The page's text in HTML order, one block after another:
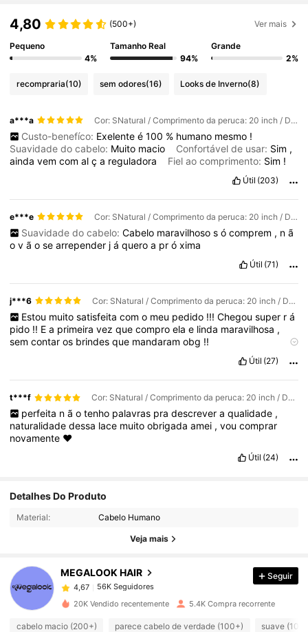
4,80 (500+) Ver mais
Pequeno
4%
Tamanho Real
94%
Grande
2%
recompraria(10) sem odores(16) Looks de Inverno(8)
a***a Cor: SNatural / Comprimento da peruca: 20 inch / Densidade e superfície do lace: 150 Densidade 6x6
Custo-benefíco: Exelente é 100 % humano mesmo !
Suavidade do cabelo: Muito macio Confortável de usar: Sim ,
aindavemcomalça reguladora Fiel ao comprimento: Sim !
Útil (203)
e***e Cor: SNatural / Comprimento da peruca: 20 inch / Densidade e superfície do lace: 180 Densidade 6x6
Suavidade do cabelo: Cabelo maravilhoso s ó comprem , n ã
ovãosearrepender jáqueroa próxima
Útil (71)
j***6 Cor: SNatural / Comprimento da peruca: 20 inch / Densidade e superfície do lace: 180 Densidade 6x6
Estou muito satisfeita com o meu pedido !!! Chegou super r á
pido !! Ea primeiravezquecomproelae linda maravilhosa ,
semcontaros brindesque mandaramobg !!
Muitoooo
sim Útil (27)
t***f Cor: SNatural / Comprimento da peruca: 20 inch / Densidade e superfície do lace: 180 Densidade 6x6
perfeita n ã o tenho palavras pra descrever a qualidade ,
naturalidadedessa lace muitoobrigadaamei ,voucomprar
novamente ❤️
Útil (24)
Detalhes Do Produto
Material: Cabelo Humano
Veja mais
MEGALOOK HAIR
4,67 56K Seguidores
56K Seguidores
4,67
56K Seguidores
l***4
pago1 dia atrás
Seguir
20K Vendido recentemente 5.4K Compra recorrente
cabelo macio (200+) parece cabelo de verdade (100+) suave